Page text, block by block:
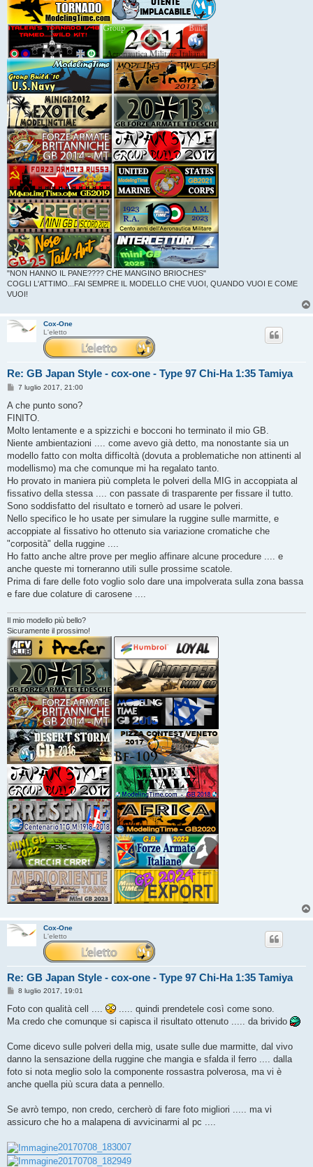
"NON HANNO IL PANE???? CHE MANGINO BRIOCHES"
COGLI L'ATTIMO...FAI SEMPRE IL MODELLO CHE VUOI, QUANDO VUOI E COME
VUOI!
Cox-One
L'eletto
Re: GB Japan Style - cox-one - Type 97 Chi-Ha 1:35 Tamiya
M
s
a
g
i
o
7 luglio 2017, 21:00
A che punto sono?
FINITO.
Molto lentamente e a spizzichi e bocconi ho terminato il mio GB.
Niente ambientazioni .... come avevo già detto, ma nonostante sia un
modello fatto con molta difficoltà (dovuta a problematiche non attinenti al
modellismo) ma che comunque mi ha regalato tanto.
Ho provato in maniera più completa le polveri della MIG in accoppiata al
fissativo della stessa .... con passate di trasparente per fissare il tutto.
Sono soddisfatto del risultato e tornerò ad usare le polveri.
Nello specifico le ho usate per simulare la ruggine sulle marmitte, e
accoppiate al fissativo ho ottenuto sia variazione cromatiche che
"corposità" della ruggine ....
Ho fatto anche altre prove per meglio affinare alcune procedure .... e
anche queste mi torneranno utili sulle prossime scatole.
Prima di fare delle foto voglio solo dare una impolverata sulla zona bassa
e fare due colature di carosene ....
Il mio modello più bello?
Sicuramente il prossimo!
Cox-One
L'eletto
Re: GB Japan Style - cox-one - Type 97 Chi-Ha 1:35 Tamiya
M
s
a
i
o
8 luglio 2017, 19:01
Foto con qualità cell ....
..... quindi prendetele così come sono.
Ma credo che comunque si capisca il risultato ottenuto ..... da brivido
Come dicevo sulle polveri della mig, usate sulle due marmitte, dal vivo
danno la sensazione della ruggine che mangia e sfalda il ferro .... dalla
foto si nota meglio solo la componente rossastra polverosa, ma vi è
anche quella più scura data a pennello.
Se avrò tempo, non credo, cercherò di fare foto migliori ..... ma vi
assicuro che ho a malapena di avvicinarmi al pc ....
20170708_183007
20170708_182949